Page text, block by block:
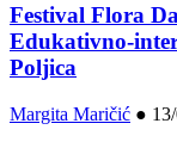
Festival Flora
Edukativno-
Poljica
Margita Maričić ●